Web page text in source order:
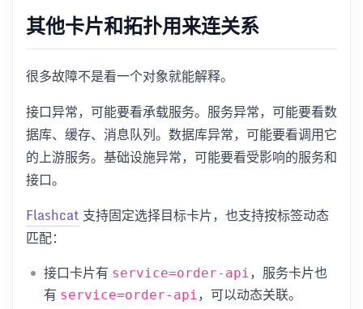
其他卡片和拓扑用来连关系
很多故障不是看一个对象就能解释。
接口异常，可能要看承载服务。服务异常，可能要看数
据库、缓存、消息队列。数据库异常，可能要看调用它
的上游服务。基础设施异常，可能要看受影响的服务和
接口。
Flashcat支持固定选择目标卡片，也支持按标签动态
匹配：
接口卡片有 service=order-api ，服务卡片也
有 service=order-api ，可以动态关联。